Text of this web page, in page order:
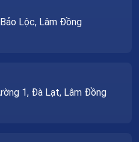
Lộc, Lâm Đồng
1, Đà Lạt, Lâm Đồng